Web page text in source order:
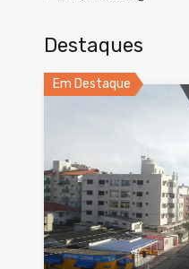
Destaques
Em Destaque